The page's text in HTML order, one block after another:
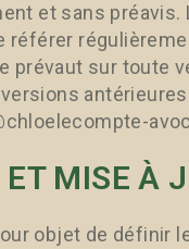
et sans préavis.
prévaut sur toute
MISE À
objet de définir